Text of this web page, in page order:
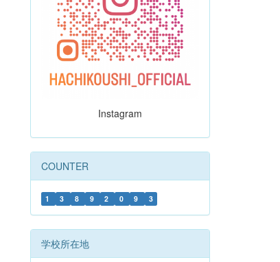
Instagram
COUNTER
1 3 8 9 2 0 9 3
学校所在地